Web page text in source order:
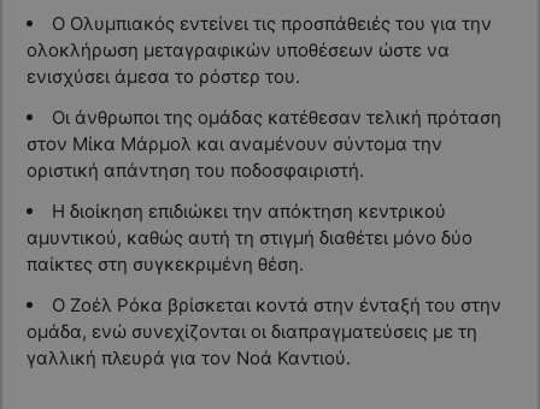
Ο Ολυμπιακός εντείνει τις προσπάθειές του για την
ολοκλήρωση μεταγραφικών υποθέσεων ώστε να
ενισχύσει άμεσα το ρόστερ του.
Οι άνθρωποι της ομάδας κατέθεσαν τελική πρόταση
στον Μίκα Μάρμολ και αναμένουν σύντομα την
οριστική απάντηση του ποδοσφαιριστή.
Η διοίκηση επιδιώκει την απόκτηση κεντρικού
αμυντικού, καθώς αυτή τη στιγμή διαθέτει μόνο δύο
παίκτες στη συγκεκριμένη θέση.
Ο Ζοέλ Ρόκα βρίσκεται κοντά στην ένταξή του στην
ομάδα, ενώ συνεχίζονται οι διαπραγματεύσεις με τη
γαλλική πλευρά για τον Νοά Καντιού.